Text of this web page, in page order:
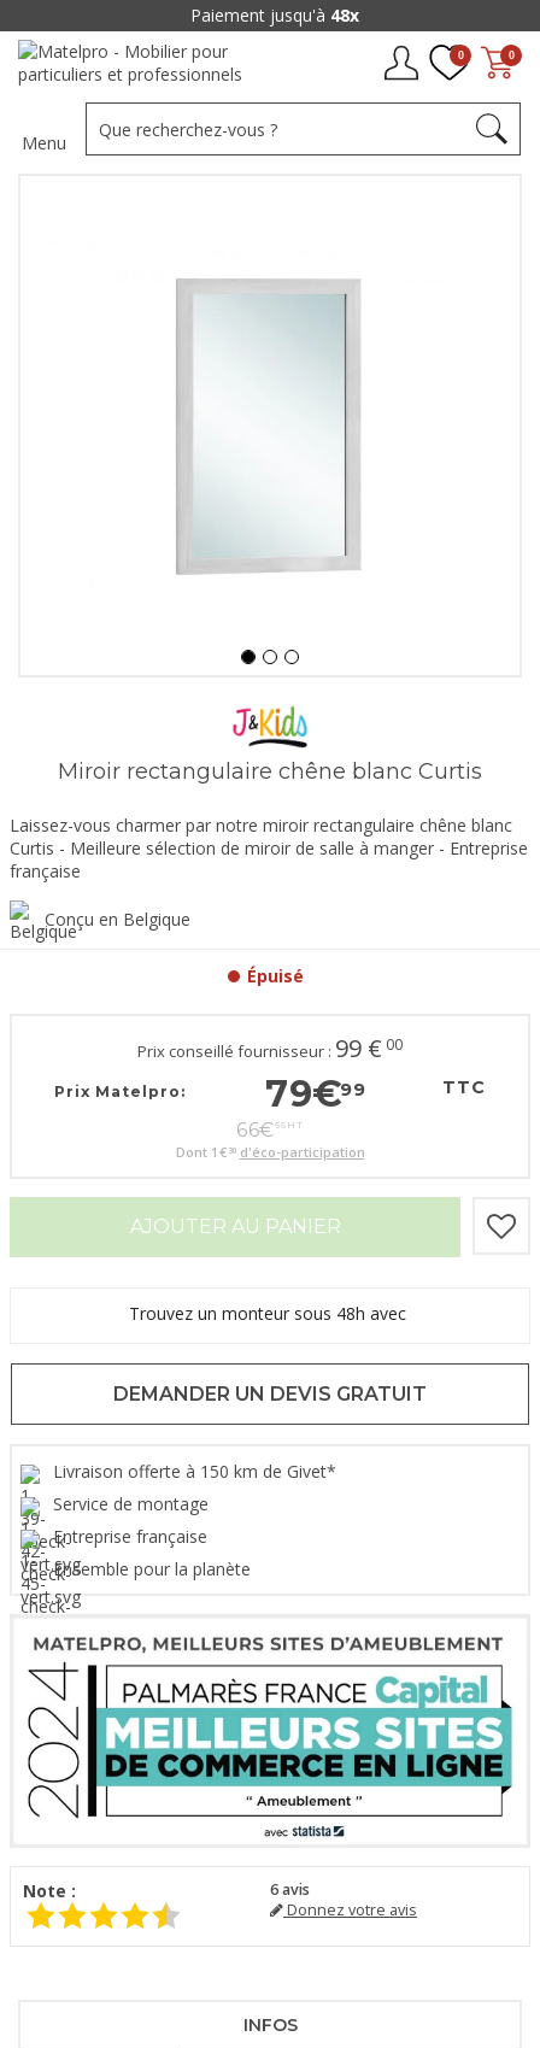
0
0
Menu
Miroir rectangulaire chêne blanc Curtis
Laissez-vous charmer par notre miroir rectangulaire chêne blanc
Curtis - Meilleure sélection de miroir de salle à manger - Entreprise
française
Conçu en Belgique
Épuisé
Prix conseillé fournisseur : 99 € 00
Prix Matelpro: 79€99 TTC
66€66 HT
Dont 1€ 30 d'éco-participation
AJOUTER AU PANIER
Trouvez un monteur sous 48h avec
DEMANDER UN DEVIS GRATUIT
Livraison offerte à 150 km de Givet*
Service de montage
Entreprise française
Ensemble pour la planète
Note : 6avis
Donnez votre avis
INFOS
Paiement jusqu'à 48x